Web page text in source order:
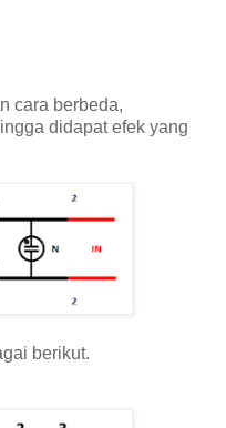
cara berbeda,
didapat efek yang
berikut.